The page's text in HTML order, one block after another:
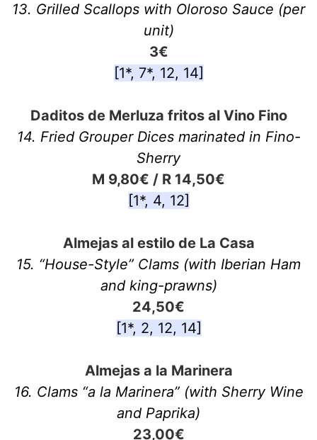
13. Grilled Scallops with Oloroso Sauce (per
unit)
3€
[1*, 7*, 12, 14]
Daditos de Merluza fritos al Vino Fino
14. Fried Grouper Dices marinated in Fino-
Sherry
M 9,80€ / R 14,50€
[1*, 4, 12]
Almejas al estilo de La Casa
15. “House-Style” Clams (with Iberian Ham
and king-prawns)
24,50€
[1*, 2, 12, 14]
Almejas a la Marinera
16. Clams “a la Marinera” (with Sherry Wine
and Paprika)
23,00€